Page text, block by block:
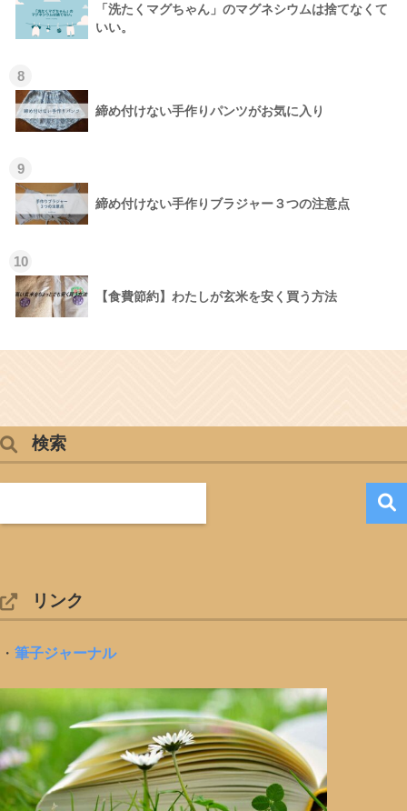
「洗たくマグちゃん」のマグネシウムは捨てなくて
いい。
8
締め付けない手作りパンツがお気に入り
9
締め付けない手作りブラジャー３つの注意点
10
【食費節約】わたしが玄米を安く買う方法
検索
リンク
・ 筆子ジャーナル